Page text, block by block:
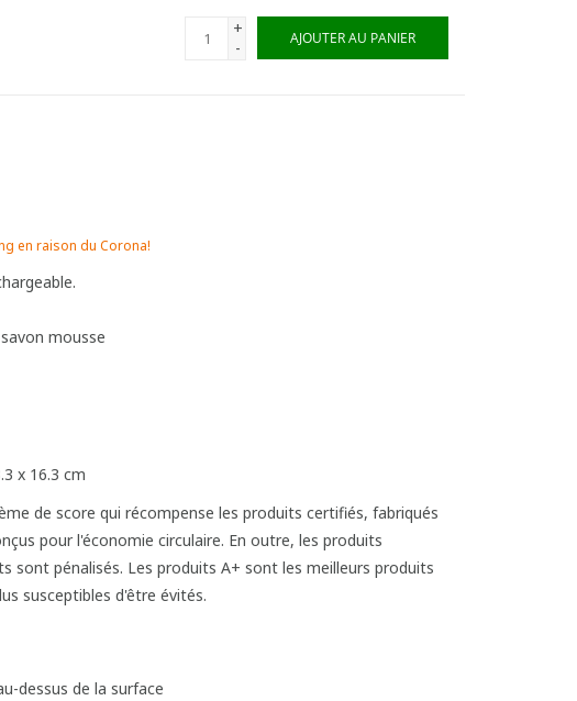
+
-
AJOUTER AU PANIER
en raison du Corona!
mousse
x 16.3 cm
dessus de la surface